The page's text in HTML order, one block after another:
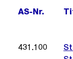
AS-Nr.
431.100